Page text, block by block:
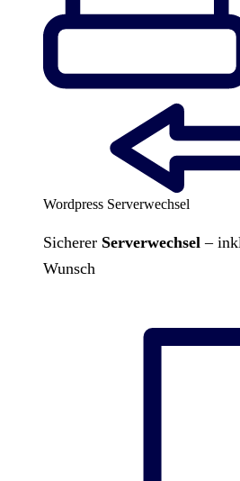
Wordpress Serverwechsel
Sicherer Serverwechsel –
Wunsch